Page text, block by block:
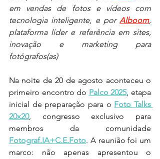
em vendas de fotos e vídeos com
tecnologia inteligente, e por Alboom,
plataforma líder e referência em sites,
inovação e marketing para
fotógrafos(as)
Na noite de 20 de agosto aconteceu o
primeiro encontro do Palco 2025, etapa
inicial de preparação para o Foto Talks
20x20, congresso exclusivo para
Fotograf.IA+C.E.Foto. A reunião foi um
marco: não apenas apresentou o